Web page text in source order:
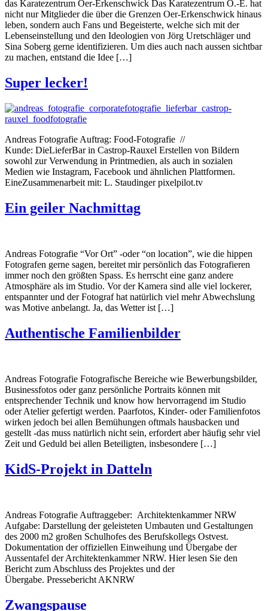
das Karatezentrum Oer-Erkenschwick Das Karatezentrum O.-E. hat
nicht nur Mitglieder die über die Grenzen Oer-Erkenschwick hinaus
leben, sondern auch Fans und Begeisterte, welche sich mit der
Lebenseinstellung und den Ideologien von Jörg Uretschläger und
Sina Soberg gerne identifizieren. Um dies auch nach aussen sichtbar
zu machen, entstand die Idee […]
Super lecker!
Andreas Fotografie Auftrag: Food-Fotografie //
Kunde: DieLieferBar in Castrop-Rauxel Erstellen von Bildern
sowohl zur Verwendung in Printmedien, als auch in sozialen
Medien wie Instagram, Facebook und ähnlichen Plattformen.
EineZusammenarbeit mit: L. Staudinger pixelpilot.tv
Ein geiler Nachmittag
Andreas Fotografie “Vor Ort” -oder “on location”, wie die hippen
Fotografen gerne sagen, bereitet mir persönlich das Fotografieren
immer noch den größten Spass. Es herrscht eine ganz andere
Atmosphäre als im Studio. Vor der Kamera sind alle viel lockerer,
entspannter und der Fotograf hat natürlich viel mehr Abwechslung
was Motive anbelangt. Ja, das Wetter ist […]
Authentische Familienbilder
Andreas Fotografie Fotografische Bereiche wie Bewerbungsbilder,
Businessfotos oder ganz persönliche Portraits können mit
entsprechender Technik und know how hervorragend im Studio
oder Atelier gefertigt werden. Paarfotos, Kinder- oder Familienfotos
wirken jedoch bei allen Bemühungen oftmals hausbacken und
gestellt -das muss natürlich nicht sein, erfordert aber häufig sehr viel
Zeit und Geduld bei allen Beteiligten, insbesondere […]
KidS-Projekt in Datteln
Andreas Fotografie Auftraggeber: Architektenkammer NRW
Aufgabe: Darstellung der geleisteten Umbauten und Gestaltungen
des 2000 m2 großen Schulhofes des Berufskollegs Ostvest.
Dokumentation der offiziellen Einweihung und Übergabe der
Aussentafel der Architektenkammer NRW. Hier lesen Sie den
Bericht zum Abschluss des Projektes und der
Übergabe. Pressebericht AKNRW
Zwangspause